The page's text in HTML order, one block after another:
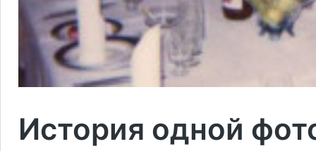
История одной